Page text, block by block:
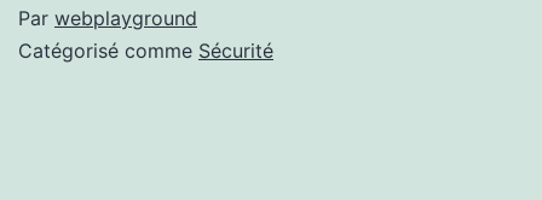
Par webplayground
Catégorisé comme Sécurité